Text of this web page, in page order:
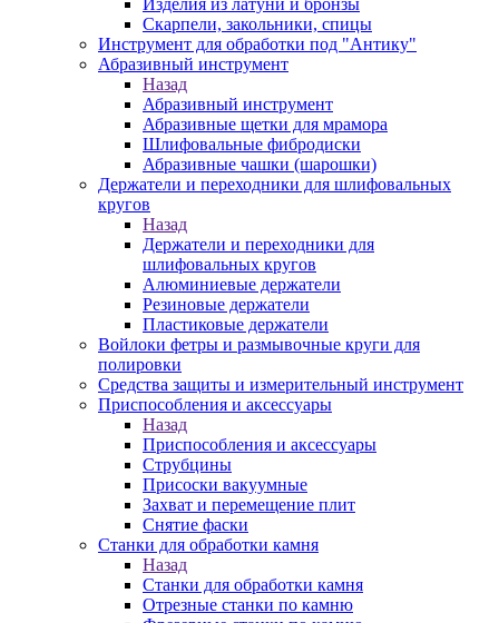
Изделия из латуни и бронзы
Скарпели, закольники, спицы
Инструмент для обработки под "Антику"
Абразивный инструмент
Назад
Абразивный инструмент
Абразивные щетки для мрамора
Шлифовальные фибродиски
Абразивные чашки (шарошки)
Держатели и переходники для шлифовальных
кругов
Назад
Держатели и переходники для
шлифовальных кругов
Алюминиевые держатели
Резиновые держатели
Пластиковые держатели
Войлоки фетры и размывочные круги для
полировки
Средства защиты и измерительный инструмент
Приспособления и аксессуары
Назад
Приспособления и аксессуары
Струбцины
Присоски вакуумные
Захват и перемещение плит
Снятие фаски
Станки для обработки камня
Назад
Станки для обработки камня
Отрезные станки по камню